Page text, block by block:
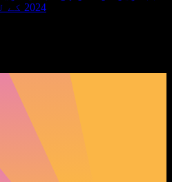
2024 کے لئے نمایاں انتخاب